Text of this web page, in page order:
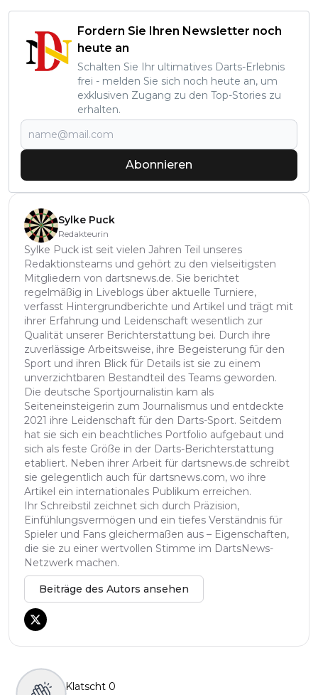
Fordern Sie Ihren Newsletter noch
heute an
Schalten Sie Ihr ultimatives Darts-Erlebnis
frei - melden Sie sich noch heute an, um
exklusiven Zugang zu den Top-Stories zu
erhalten.
Abonnieren
Sylke Puck
Redakteurin
Sylke Puck ist seit vielen Jahren Teil unseres
Redaktionsteams und gehört zu den vielseitigsten
Mitgliedern von dartsnews.de. Sie berichtet
regelmäßig in Liveblogs über aktuelle Turniere,
verfasst Hintergrundberichte und Artikel und trägt mit
ihrer Erfahrung und Leidenschaft wesentlich zur
Qualität unserer Berichterstattung bei. Durch ihre
zuverlässige Arbeitsweise, ihre Begeisterung für den
Sport und ihren Blick für Details ist sie zu einem
unverzichtbaren Bestandteil des Teams geworden.
Die deutsche Sportjournalistin kam als
Seiteneinsteigerin zum Journalismus und entdeckte
2021 ihre Leidenschaft für den Darts-Sport. Seitdem
hat sie sich ein beachtliches Portfolio aufgebaut und
sich als feste Größe in der Darts-Berichterstattung
etabliert. Neben ihrer Arbeit für dartsnews.de schreibt
sie gelegentlich auch für dartsnews.com, wo ihre
Artikel ein internationales Publikum erreichen.
Ihr Schreibstil zeichnet sich durch Präzision,
Einfühlungsvermögen und ein tiefes Verständnis für
Spieler und Fans gleichermaßen aus – Eigenschaften,
die sie zu einer wertvollen Stimme im DartsNews-
Netzwerk machen.
Beiträge des Autors ansehen
Klatscht 0